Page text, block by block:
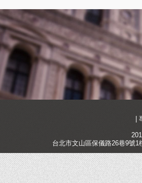
|
台北市文山區保儀路26巷9號1